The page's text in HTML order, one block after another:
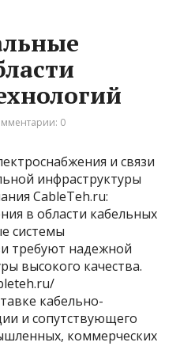
0
и связи
инфраструктуры
CableTeh.ru:
в области кабельных
системы
требуют надежной
высокого качества.
кабельно-
и сопутствующего
коммерческих